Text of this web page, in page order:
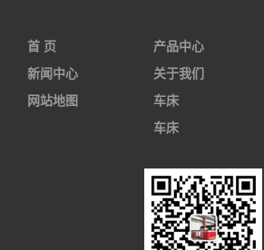
首 页 产品中心
新闻中心
关于我们
网站地图
车床
车床